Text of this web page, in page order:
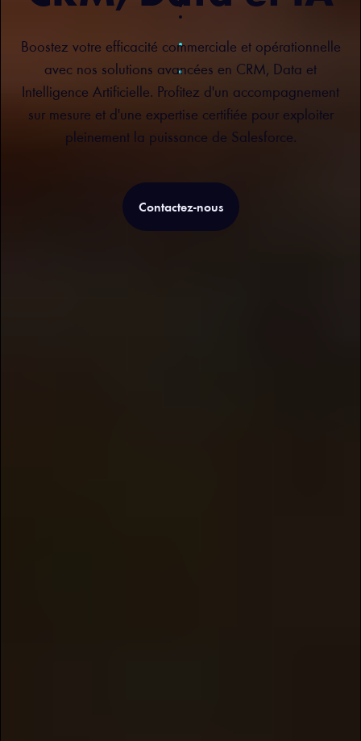
Boostez votre efficacité commerciale et opérationnelle
avec nos solutions avancées en CRM, Data et
Intelligence Artificielle. Profitez d'un accompagnement
sur mesure et d'une expertise certifiée pour exploiter
pleinement la puissance de Salesforce.
Contactez-nous